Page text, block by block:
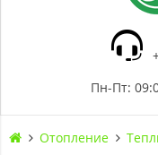
Пн-Пт:
Отопление